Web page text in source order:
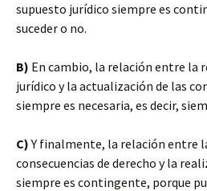
supuesto jurídico siempre es
suceder o no.
B) En cambio, la relación entre la
jurídico y la actualización de las
siempre es necesaria, es decir,
C)Y finalmente, la relación entre
consecuencias de derecho y la
siempre es contingente, porque